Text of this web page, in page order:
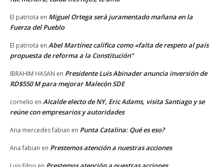
El patriota en Miguel Ortega será juramentado mañana en la
Fuerza del Pueblo
El patriota en Abel Martínez califica como «falta de respeto al país
propuesta de reforma a la Constitución”
IBRAHIM HASAN en Presidente Luis Abinader anuncia inversión de
RD$550 M para mejorar Malecón SDE
cornelio en Alcalde electo de NY, Eric Adams, visita Santiago y se
reúne con empresarios y autoridades
Ana mercedes fabian en Punta Catalina: Qué es eso?
Ana fabian en Prestemos atención a nuestras acciones